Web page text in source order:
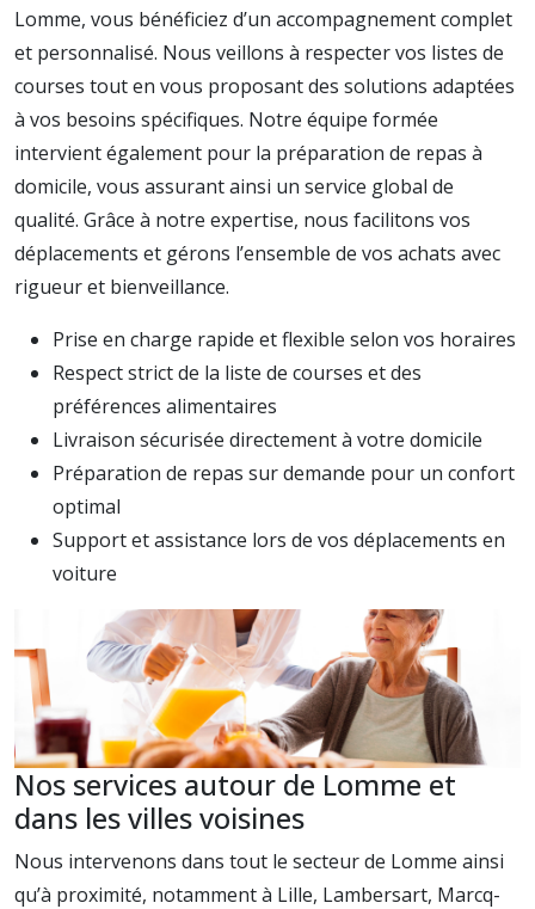
Lomme, vous bénéficiez d’un accompagnement complet
et personnalisé. Nous veillons à respecter vos listes de
courses tout en vous proposant des solutions adaptées
à vos besoins spécifiques. Notre équipe formée
intervient également pour la préparation de repas à
domicile, vous assurant ainsi un service global de
qualité. Grâce à notre expertise, nous facilitons vos
déplacements et gérons l’ensemble de vos achats avec
rigueur et bienveillance.
Prise en charge rapide et flexible selon vos horaires
Respect strict de la liste de courses et des
préférences alimentaires
Livraison sécurisée directement à votre domicile
Préparation de repas sur demande pour un confort
optimal
Support et assistance lors de vos déplacements en
voiture
Nos services autour de Lomme et
dans les villes voisines
Nous intervenons dans tout le secteur de Lomme ainsi
qu’à proximité, notamment à Lille, Lambersart, Marcq-